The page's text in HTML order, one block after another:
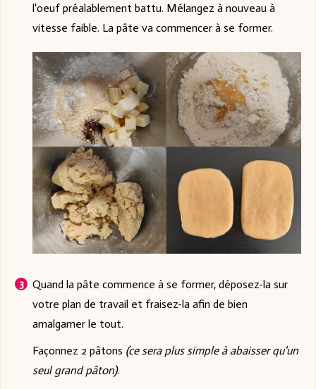
l'oeuf préalablement battu. Mélangez à nouveau à
vitesse faible. La pâte va commencer à se former.
Quand la pâte commence à se former, déposez-la sur
votre plan de travail et fraisez-la afin de bien
amalgamer le tout.
Façonnez 2 pâtons (ce sera plus simple à abaisser qu'un
seul grand pâton).